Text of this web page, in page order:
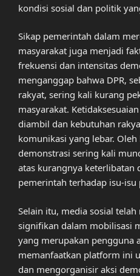
kondisi sosial dan politik
Sikap pemerintah dalam
masyarakat juga menjadi
frekuensi dan intensitas
menganggap bahwa DPR,
rakyat, sering kali kurang
masyarakat.
diambil dan kebutuhan
komunikasi yang lebar. Oleh
demonstrasi sering kali
atas kurangnya keterlibatan
pemerintah terhadap isu-isu
Selain itu, media sosial
signifikan dalam mobilisasi
yang merupakan pengguna
memanfaatkan platform ini
dan mengorganisir aksi